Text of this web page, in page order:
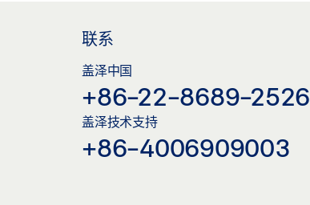
联系
盖泽中国
+86-22-8689-2526
盖泽技术支持
+86-4006909003